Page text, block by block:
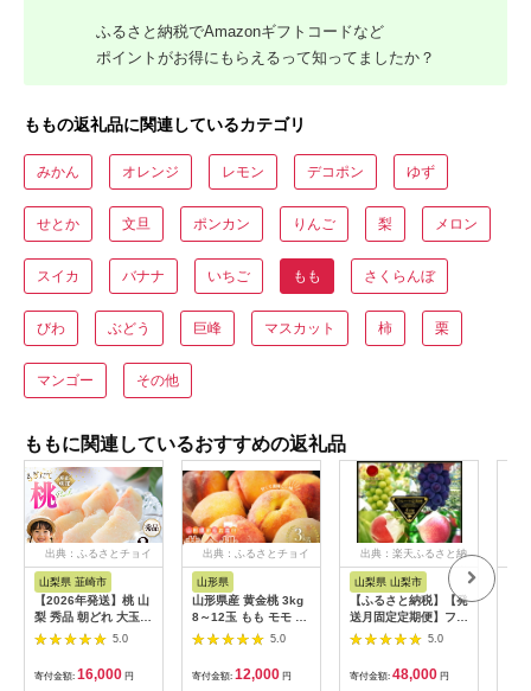
ふるさと納税でAmazonギフトコードなど
ポイントがお得にもらえるって知ってましたか？
ももの返礼品に関連しているカテゴリ
みかん オレンジ レモン デコポン ゆず
せとか 文旦 ポンカン りんご 梨 メロン
スイカ バナナ いちご もも さくらんぼ
びわ ぶどう 巨峰 マスカット 柿 栗
マンゴー その他
ももに関連しているおすすめの返礼品
出典：ふるさとチョイ
ス
山梨県 韮崎市
【2026年発送】桃 山
梨 秀品 朝どれ 大玉
約 2.0kg 4～6玉 朝獲
れ もぎたて もも モモ
フルーツ 果物 山梨県
産 産地直送 期間限定
5.0
寄付金額: 16,000 円
出典：ふるさとチョイ
ス
山形県
山形県産 黄金桃 3kg
8～12玉 もも モモ 桃
デザート フルーツ 果
物 くだもの 果実 食品
山形県 FSY-0741
5.0
寄付金額: 12,000 円
出典：楽天ふるさと納
山梨県 山梨市
【ふるさと納税】【発
送月固定定期便】フル
ーツ定期便全4回【配
送不可地域：離島】
【4066761】
5.0
寄付金額: 48,000 円